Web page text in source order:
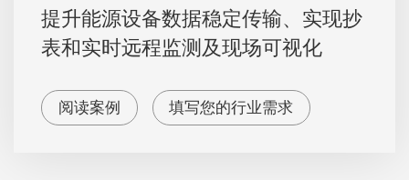
提升能源设备数据稳定传输、实现抄
表和实时远程监测及现场可视化
阅读案例 填写您的行业需求